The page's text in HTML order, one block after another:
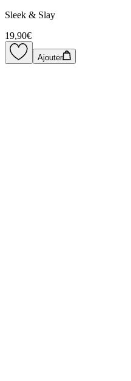
Sleek & Slay
19,90€
Ajouter